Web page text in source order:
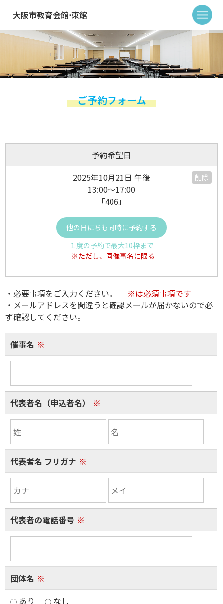
大阪市教育会館⋅東館
ご予約フォーム
予約希望日
2025年10月21日 午後
13:00～17:00
「406」
削除
他の日にちも同時に予約する
１度の予約で最大10枠まで
※ただし、同催事名に限る
・必要事項をご入力ください。
※は必須事項です
・メールアドレスを間違うと確認メールが届かないので必
ず確認してください。
催事名 ※
代表者名（申込者名） ※
代表者名 フリガナ ※
代表者の電話番号 ※
団体名 ※
あり
なし